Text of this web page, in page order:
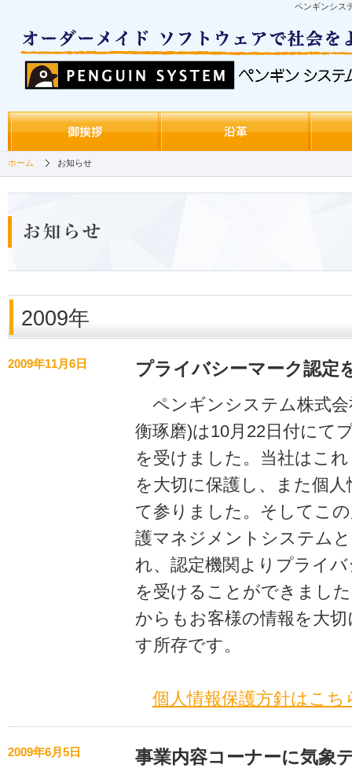
ペンギンシス
ホーム お知らせ
2009年
2009年11月6日 プライバシーマーク認定
ペンギンシステム株式会
衡琢磨)は10月22日付にて
を受けました。当社はこ
を大切に保護し、また個
て参りました。そしてこ
護マネジメントシステム
れ、認定機関よりプライ
を受けることができまし
からもお客様の情報を大
す所存です。
個人情報保護方針はこち
2009年6月5日
事業内容コーナーに気象